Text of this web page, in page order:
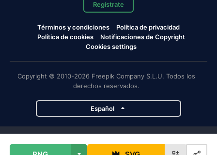
Regístrate
Términos y condiciones
Política de privacidad
Política de cookies
Notificaciones de Copyright
Cookies settings
Copyright © 2010-2026 Freepik Company S.L.U. Todos los
derechos reservados.
Español